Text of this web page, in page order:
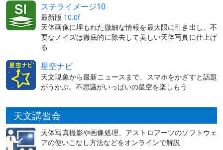
ステライメージ10
最新版 10.0f
天体画像に埋もれた微細な情報を最大限に引き出し、不
要なノイズは徹底的に除去して美しい天体写真に仕上げ
る
星空ナビ
天文現象から最新ニュースまで、スマホをかざすと話題
がうかぶ。不思議がいっぱいの星空を楽しもう
天文講習会
天体写真撮影や画像処理、アストロアーツのソフトウェ
アの使いこなし方法などをオンラインで解説